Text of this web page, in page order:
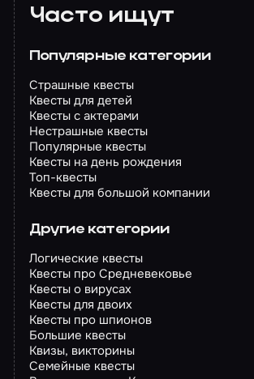
Часто ищут
Популярные категории
Страшные квесты
Квесты для детей
Квесты с актерами
Нестрашные квесты
Популярные квесты
Квесты на день рождения
Топ-квесты
Квесты для большой компании
Другие категории
Логические квесты
Квесты про Средневековье
Квесты о вирусах
Квесты для двоих
Квесты про шпионов
Большие квесты
Квизы, викторины
Семейные квесты